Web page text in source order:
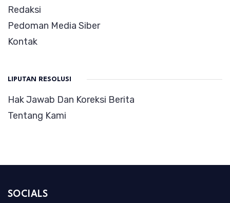
Redaksi
Pedoman Media Siber
Kontak
LIPUTAN RESOLUSI
Hak Jawab Dan Koreksi Berita
Tentang Kami
SOCIALS